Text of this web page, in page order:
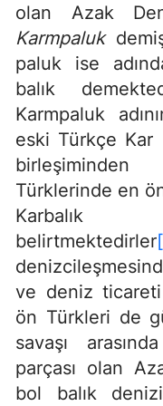
olan Azak
Karmpaluk
paluk ise
balık
Karmpaluk
eski Türkçe Kar
Türklerinde en
Karbalık
belirtmektedirler
ve deniz ticareti
ön Türkleri de
savaşı
parçası olan
bol balık